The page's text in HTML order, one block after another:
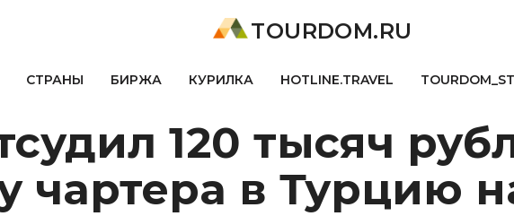
TOURDOM.RU
СТРАНЫ БИРЖА КУРИЛКА HOTLINE.TRAVEL
120 тысяч
чартера в Турцию